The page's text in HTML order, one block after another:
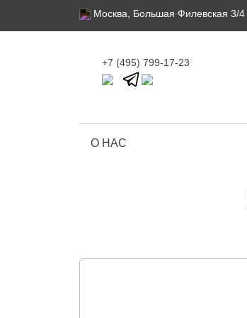
Москва, Большая Филевская 3/4
+7 (495) 799-17-23
О НАС